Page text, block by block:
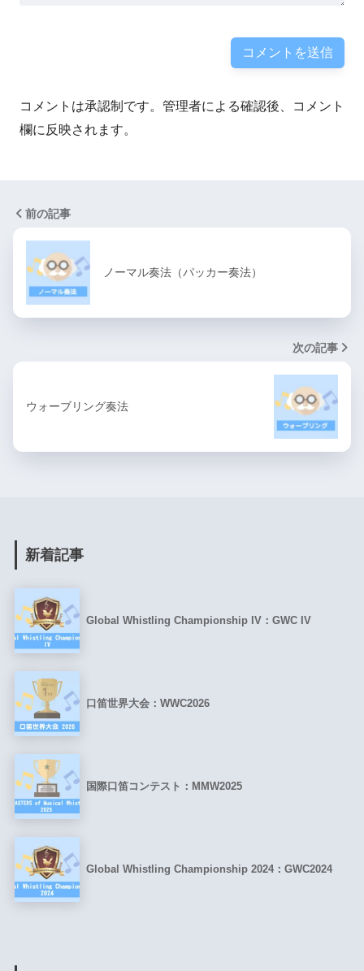
コメントは承認制です。管理者による確認後、コメント
欄に反映されます。
前の記事
ノーマル奏法（パッカー奏法）
次の記事
ウォーブリング奏法
新着記事
Global Whistling Championship IV：GWC IV
口笛世界大会：WWC2026
国際口笛コンテスト：MMW2025
Global Whistling Championship 2024：GWC2024